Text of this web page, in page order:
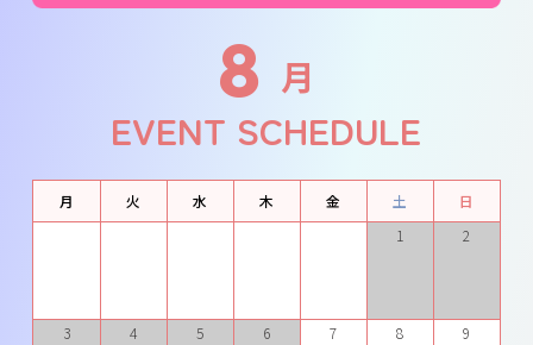
8 月
EVENT SCHEDULE
月 火 水 木 金 土
日
1
2
3 4 5 6 7 8 9